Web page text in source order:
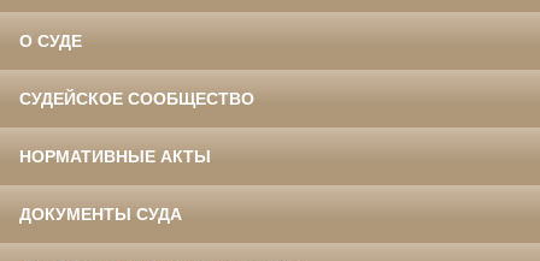
О СУДЕ
СУДЕЙСКОЕ СООБЩЕСТВО
НОРМАТИВНЫЕ АКТЫ
ДОКУМЕНТЫ СУДА